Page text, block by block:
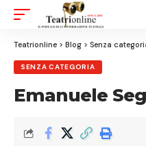
Teatrionline > Blog > Senza
SENZA CATEGORIA
Emanuele